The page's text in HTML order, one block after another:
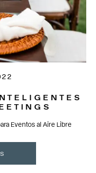
Eventos al Aire Libre